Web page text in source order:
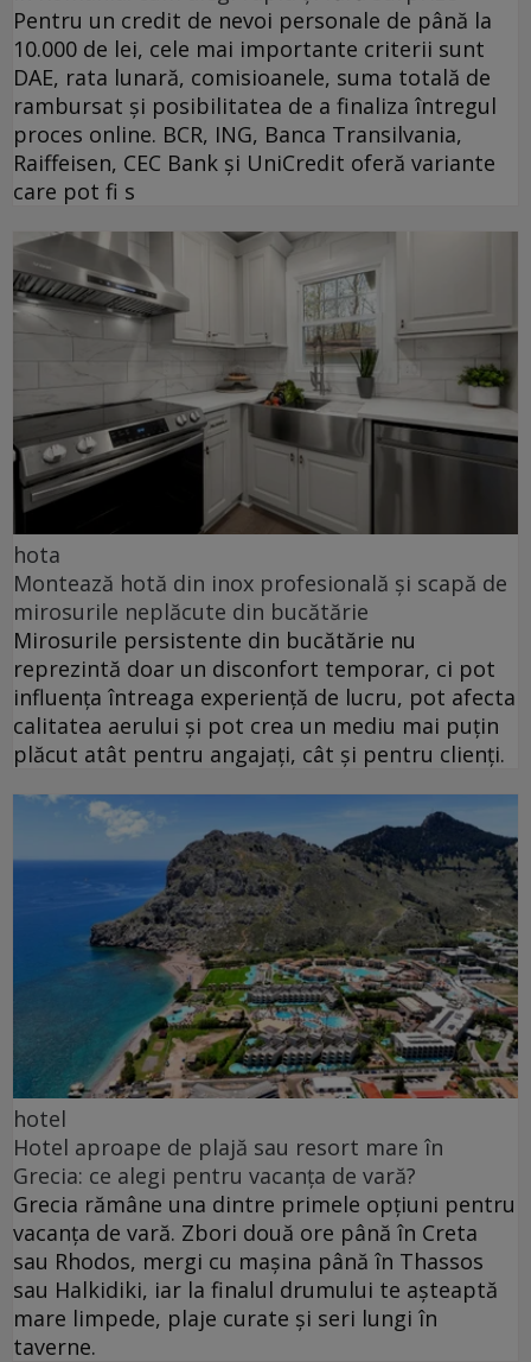
Pentru un credit de nevoi personale de până la
10.000 de lei, cele mai importante criterii sunt
DAE, rata lunară, comisioanele, suma totală de
rambursat și posibilitatea de a finaliza întregul
proces online. BCR, ING, Banca Transilvania,
Raiffeisen, CEC Bank și UniCredit oferă variante
care pot fi s
hota
Montează hotă din inox profesională și scapă de
mirosurile neplăcute din bucătărie
Mirosurile persistente din bucătărie nu
reprezintă doar un disconfort temporar, ci pot
influența întreaga experiență de lucru, pot afecta
calitatea aerului și pot crea un mediu mai puțin
plăcut atât pentru angajați, cât și pentru clienți.
hotel
Hotel aproape de plajă sau resort mare în
Grecia: ce alegi pentru vacanța de vară?
Grecia rămâne una dintre primele opțiuni pentru
vacanța de vară. Zbori două ore până în Creta
sau Rhodos, mergi cu mașina până în Thassos
sau Halkidiki, iar la finalul drumului te așteaptă
mare limpede, plaje curate și seri lungi în
taverne.